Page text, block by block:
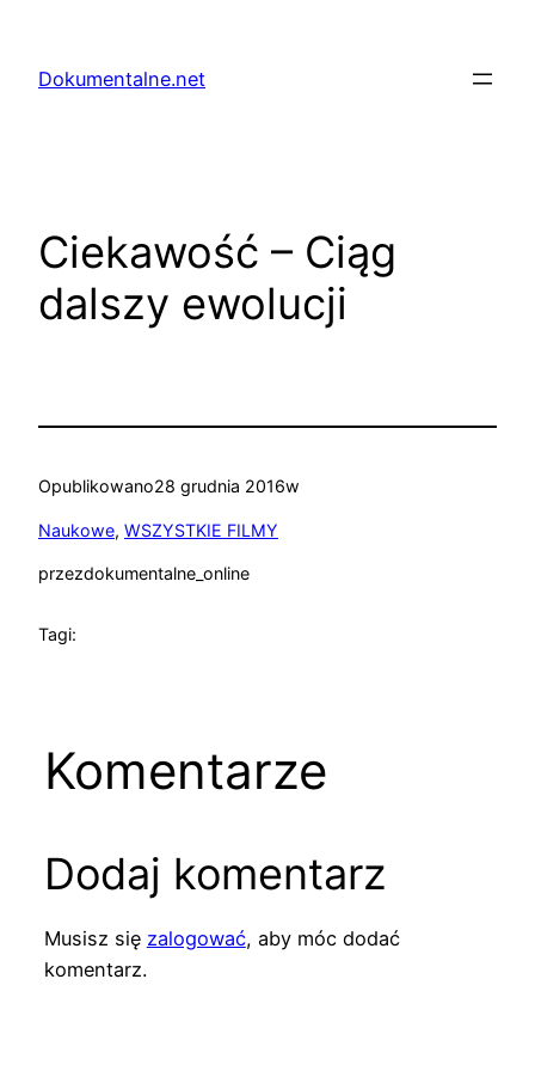
treściDokumentalne.net
Ciekawość – Ciąg
dalszy ewolucji
Opublikowano28 grudnia 2016w
Naukowe, WSZYSTKIE FILMY
przezdokumentalne_online
Tagi:
Komentarze
Dodaj komentarz
Musisz się zalogować, aby móc dodać
komentarz.